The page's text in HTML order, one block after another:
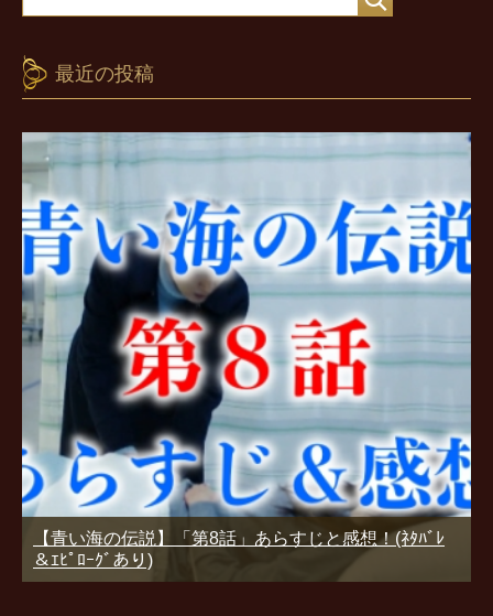
最近の投稿
【青い海の伝説】「第8話」あらすじと感想！(ﾈﾀﾊﾞﾚ
＆ｴﾋﾟﾛｰｸﾞあり)